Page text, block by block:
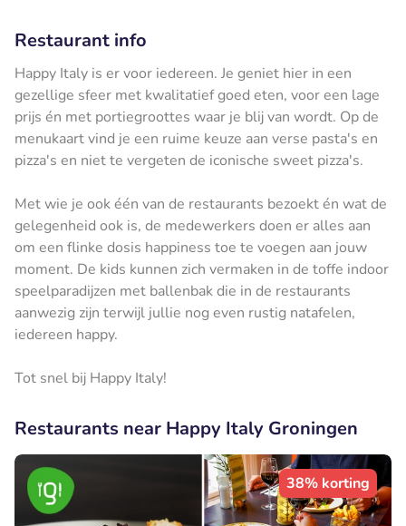
Restaurant info
Happy Italy is er voor iedereen. Je geniet hier in een
gezellige sfeer met kwalitatief goed eten, voor een lage
prijs én met portiegroottes waar je blij van wordt. Op de
menukaart vind je een ruime keuze aan verse pasta's en
pizza's en niet te vergeten de iconische sweet pizza's.
Met wie je ook één van de restaurants bezoekt én wat de
gelegenheid ook is, de medewerkers doen er alles aan
om een flinke dosis happiness toe te voegen aan jouw
moment. De kids kunnen zich vermaken in de toffe indoor
speelparadijzen met ballenbak die in de restaurants
aanwezig zijn terwijl jullie nog even rustig natafelen,
iedereen happy.
Tot snel bij Happy Italy!
Restaurants near Happy Italy Groningen
38% korting